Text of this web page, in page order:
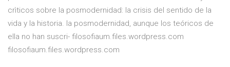
crìticos sobre la posmodernidad: la crisis del sentido de la
vida y la historia. la posmodernidad, aunque los teóricos de
ella no han suscri- filosofiaum.files.wordpress.com
filosofiaum.files.wordpress.com